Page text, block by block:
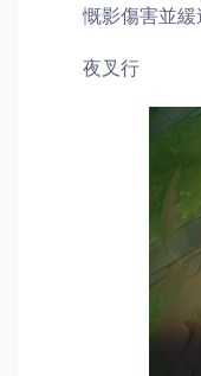
慨影傷害並緩
夜叉行